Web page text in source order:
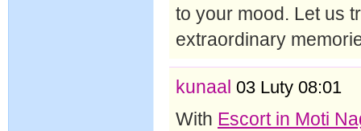
to your mood. Let us
extraordinary
kunaal 03 Luty 08:01
With Escort in Moti